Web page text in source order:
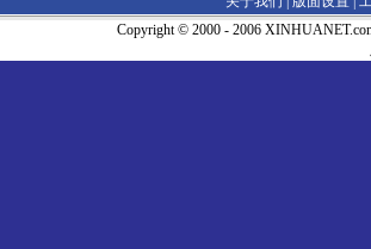
Copyright © 2000 - 2006